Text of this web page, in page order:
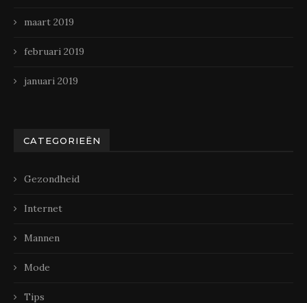
maart 2019
februari 2019
januari 2019
CATEGORIEËN
Gezondheid
Internet
Mannen
Mode
Tips